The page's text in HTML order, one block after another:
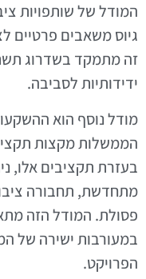
גיוס משאבים פרטיים
זה מתמקד בשדרוג
ידידותיות לסביבה.
מודל נוסף הוא
הממשלות מקצות
בעזרת תקציבים אלו,
מתחדשת, תחבורה
פסולת. המודל הזה
במעורבות ישירה של
הפרויקט.